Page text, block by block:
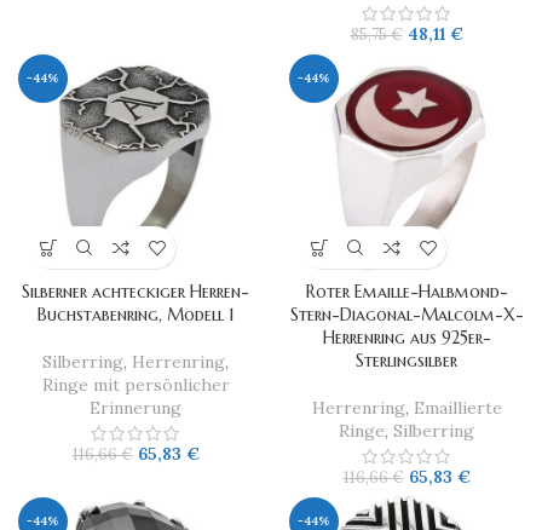
85,75€ 48,11 €
-44%
Silberner achteckiger Herren-
Buchstabenring, Modell 1
Silberring, Herrenring,
Ringe mit persönlicher
Erinnerung
116,66€ 65,83 €
-44%
Roter Emaille-Halbmond-
Stern-Diagonal-Malcolm-X-
Herrenring aus 925er-
Sterlingsilber
Herrenring, Emaillierte
Ringe, Silberring
116,66€ 65,83 €
-44% -44%